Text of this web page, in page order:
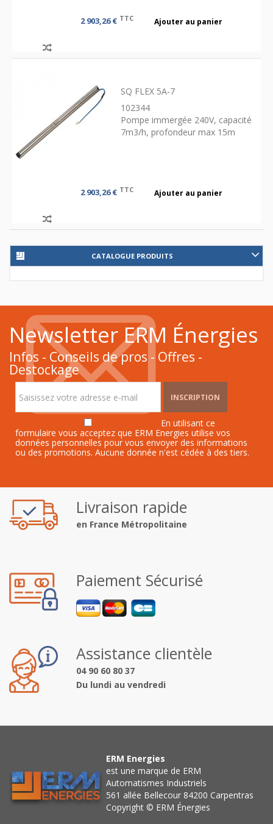
2 903,26 € TTC Ajouter au panier
SQ FLEX 5A-7
102344
Pompe immergée 240V, capacité
7m3/h, profondeur max 15m
2 903,26 € TTC Ajouter au panier
CATALOGUE PRODUITS
Newsletter ERM Énergies
Infos - Conseils de pros - Offres -
Destockage
INSCRIPTION
En utilisant ce
formulaire vous acceptez que ERM Energies utilise vos
données personnelles pour vous envoyer des informations
ou des promotions. Aucune donnée n'est cédée à des tiers.
Livraison rapide
en France Métropolitaine
Paiement Sécurisé
Assistance clientèle
04 90 60 80 37
Du lundi au vendredi
ERM Energies
est une marque de ERM
Automatismes Industriels
561 allée Bellecour 84200 Carpentras
Copyright © ERM Énergies